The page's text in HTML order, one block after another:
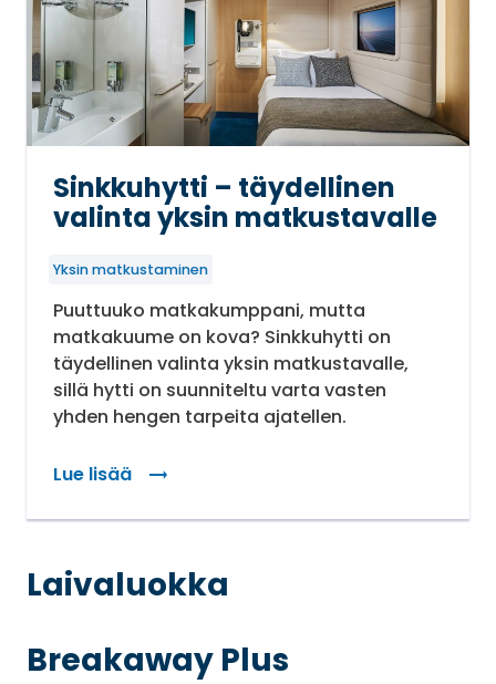
Sinkkuhytti – täydellinen
valinta yksin matkustavalle
Yksin matkustaminen
Puuttuuko matkakumppani, mutta
matkakuume on kova? Sinkkuhytti on
täydellinen valinta yksin matkustavalle,
sillä hytti on suunniteltu varta vasten
yhden hengen tarpeita ajatellen.
Lue lisää
: Sinkkuhytti – täydellinen valinta yksin
Laivaluokka
Breakaway Plus